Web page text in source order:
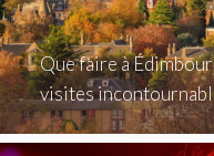
Que faire à
visites